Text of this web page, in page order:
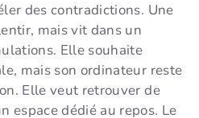
des contradictions. Une
mais vit dans un
Elle souhaite
mais son ordinateur reste
Elle veut retrouver de
espace dédié au repos. Le